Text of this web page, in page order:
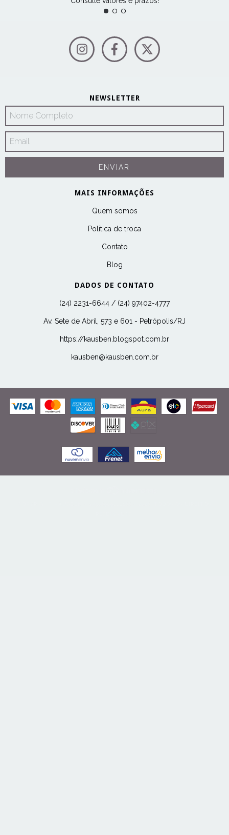
NEWSLETTER
MAIS INFORMAÇÕES
Quem somos
Politica de troca
Contato
Blog
DADOS DE CONTATO
(24) 2231-6644 / (24) 97402-4777
Av. Sete de Abril, 573 e 601 - Petrópolis/RJ
https://kausben.blogspot.com.br
kausben@kausben.com.br